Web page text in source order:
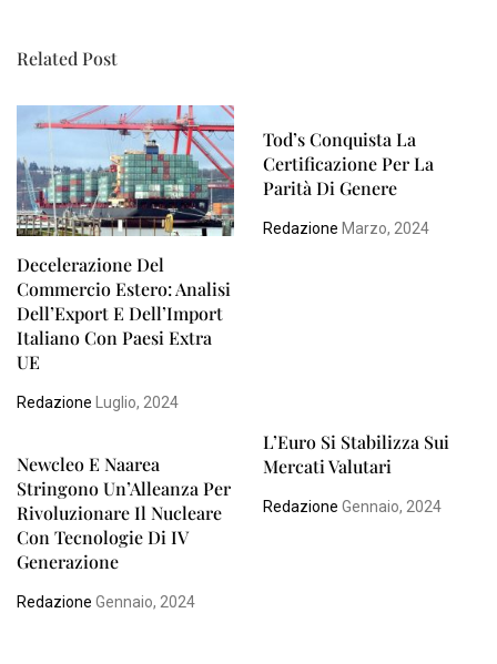
Related Post
Decelerazione Del
Commercio Estero: Analisi
Dell’Export E Dell’Import
Italiano Con Paesi Extra
UE
Redazione Luglio, 2024
Tod’s Conquista La
Certificazione Per La
Parità Di Genere
Redazione Marzo, 2024
Newcleo E Naarea
Stringono Un’Alleanza Per
Rivoluzionare Il Nucleare
Con Tecnologie Di IV
Generazione
Redazione Gennaio, 2024
L’Euro Si Stabilizza Sui
Mercati Valutari
Redazione Gennaio, 2024